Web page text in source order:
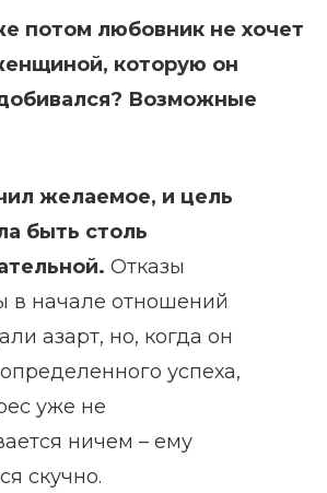
потом любовник не хочет
которую он
Возможные
желаемое, и цель
быть столь
Отказы
начале отношений
азарт, но, когда он
успеха,
уже не
ничем – ему
скучно.